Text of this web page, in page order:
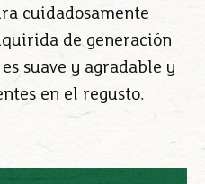
cuidadosamente
de generación
suave y agradable y
en el regusto.